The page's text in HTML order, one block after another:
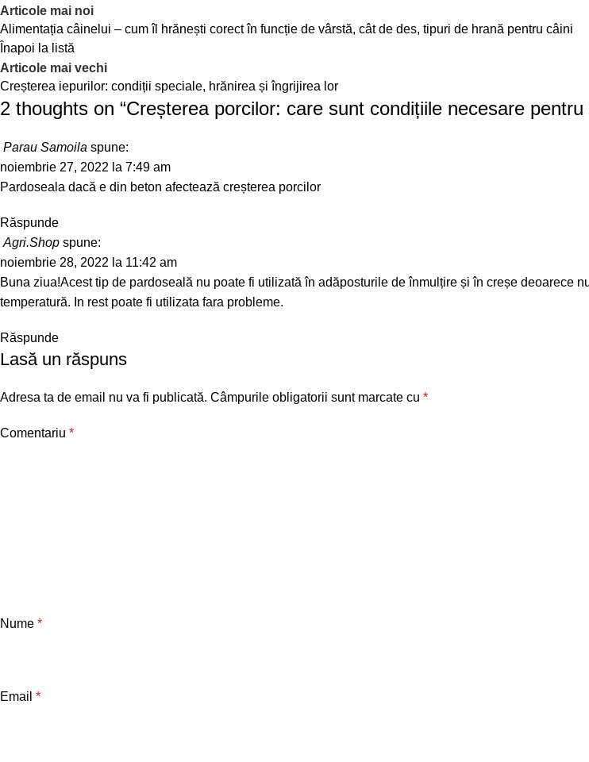
Articole mai noi
Alimentația câinelui – cum îl hrănești corect în funcție de vârstă, cât de des, tipuri de hrană pentru câini
Înapoi la listă
Articole mai vechi
Creșterea iepurilor: condiții speciale, hrănirea și îngrijirea lor
2 thoughts on “Creșterea porcilor: care sunt condițiile necesare
Parau Samoila spune:
noiembrie 27, 2022 la 7:49 am
Pardoseala dacă e din beton afectează creșterea porcilor
Răspunde
Agri.Shop spune:
noiembrie 28, 2022 la 11:42 am
Buna ziua!Acest tip de pardoseală nu poate fi utilizată în adăposturile de înmulțire și în creșe deoarece
temperatură. In rest poate fi utilizata fara probleme.
Răspunde
Lasă un răspuns
Adresa ta de email nu va fi publicată. Câmpurile obligatorii sunt marcate cu *
Comentariu *
Nume *
Email *